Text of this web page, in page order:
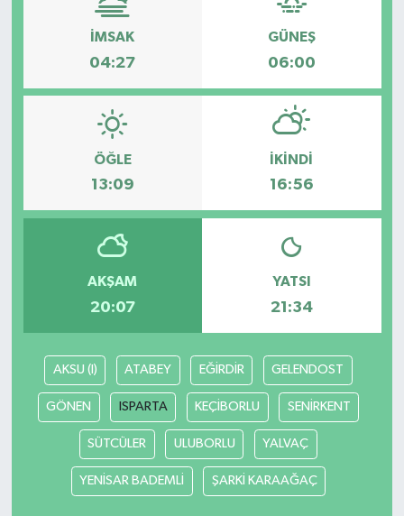
İMSAK
04:27
GÜNEŞ
06:00
ÖĞLE
13:09
İKINDI
16:56
AKŞAM
20:07
YATSI
21:34
AKSU (I) ATABEY EĞİRDİR GELENDOST
GÖNEN ISPARTA KEÇİBORLU SENİRKENT
SÜTCÜLER ULUBORLU YALVAÇ
YENİSAR BADEMLİ ŞARKİ KARAAĞAÇ